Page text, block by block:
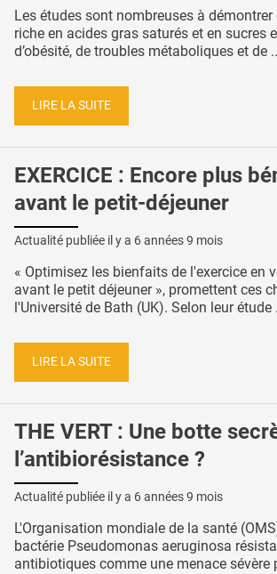
Les études sont nombreuses à
riche en acides gras saturés et en sucres
d’obésité, de troubles métaboliques et de
LIRE LA SUITE
EXERCICE : Encore plus
avant le petit-déjeuner
Actualité publiée il y a 6 années 9 mois
« Optimisez les bienfaits de l'exercice en
avant le petit déjeuner », promettent ces
l'Université de Bath (UK). Selon leur étude
LIRE LA SUITE
THE VERT : Une botte
l’antibiorésistance ?
Actualité publiée il y a 6 années 9 mois
L'Organisation mondiale de la santé
bactérie Pseudomonas aeruginosa
antibiotiques comme une menace sévère